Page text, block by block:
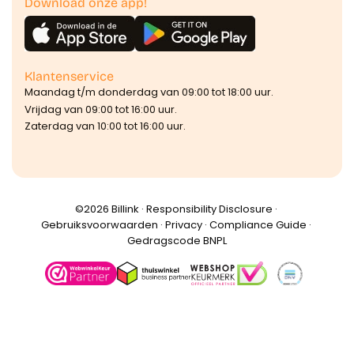
Klantenservice
Maandag t/m donderdag van 09:00 tot 18:00 uur.
Vrijdag van 09:00 tot 16:00 uur.
Zaterdag van 10:00 tot 16:00 uur.
©️2026 Billink · Responsibility Disclosure ·
Gebruiksvoorwaarden · Privacy· Compliance Guide ·
Gedragscode BNPL